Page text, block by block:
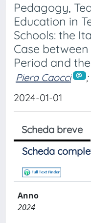
Pedagogy,
Education in
Schools: the
Case
Period and
Piera Caocci ;
2024-01-01
Scheda breve
Scheda
Anno
2024